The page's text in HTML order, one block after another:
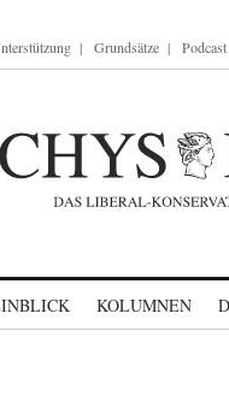
Grundsätze Podcast
KOLUMNEN